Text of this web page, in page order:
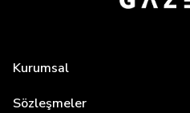
Kurumsal
Sözleşmeler